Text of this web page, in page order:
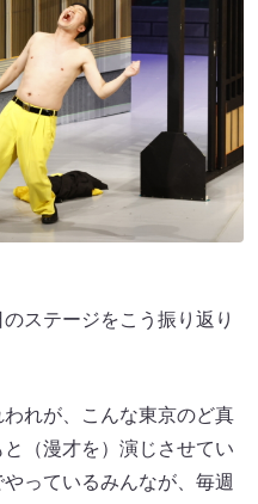
ステージをこう振り返り
われが、こんな東京のど真
（漫才を）演じさせてい
っているみんなが、毎週